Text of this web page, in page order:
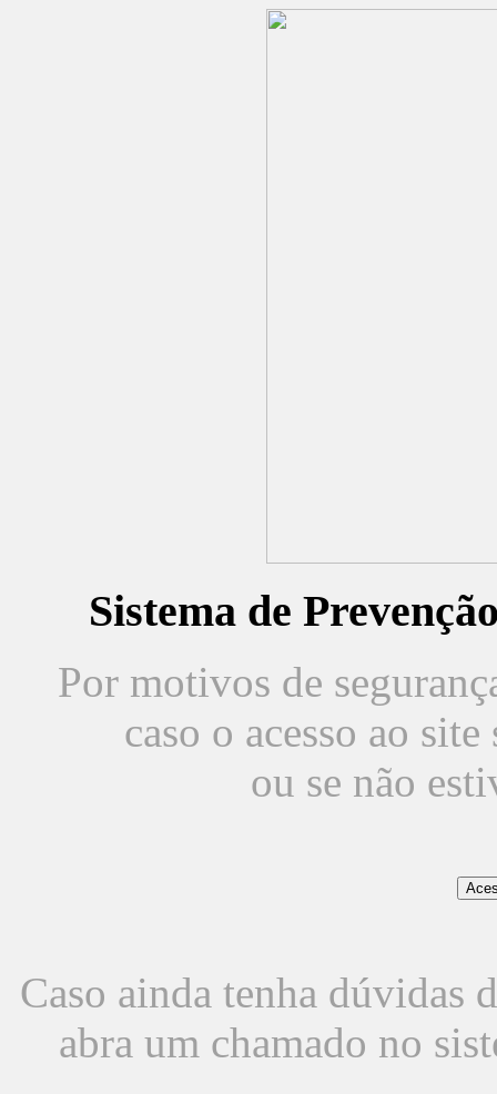
Sistema de
Por motivos de
caso o acesso ao
ou se não
Caso ainda tenha dúvidas
abra um chamado no